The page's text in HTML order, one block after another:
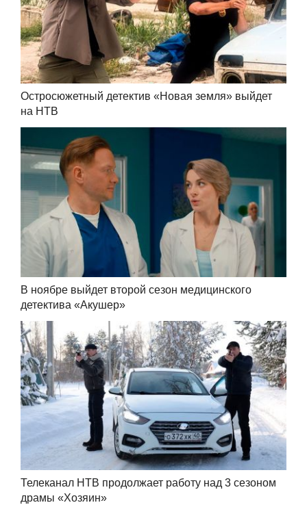
Остросюжетный детектив «Новая земля» выйдет
на НТВ
В ноябре выйдет второй сезон медицинского
детектива «Акушер»
Телеканал НТВ продолжает работу над 3 сезоном
драмы «Хозяин»